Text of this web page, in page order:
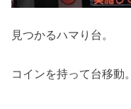
見つかるハマり台。
コインを持って台移動。